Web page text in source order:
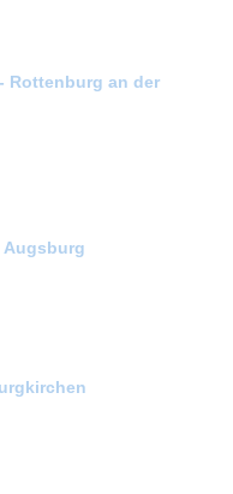
Rottenburg an der
Augsburg